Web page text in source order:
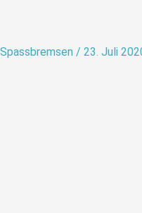
Spassbremsen / 23. Juli